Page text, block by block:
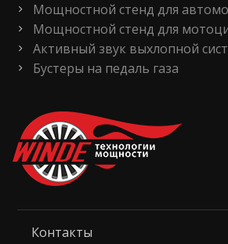
Мощностной стенд для
Мощностной стенд для
Активный звук выхлопной
Бустеры на педаль газа
Контакты